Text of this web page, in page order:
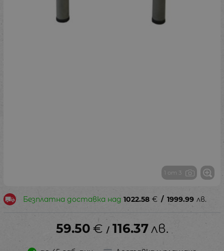
1 от 3
Безплатна доставка над 1022.58 € / 1999.99 лв.
59.50 € / 116.37лв.